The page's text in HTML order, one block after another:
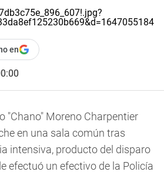
en
"Chano" Moreno Charpentier
en una sala común tras
intensiva, producto del disparo
efectuó un efectivo de la Policía